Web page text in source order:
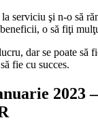
serviciu şi n-o să
o să fiţi
dar se poate să
fie cu succes.
2023 –